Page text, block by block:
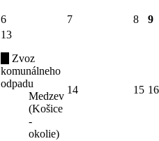
6 7 8 9
13
Zvoz
komunálneho
odpadu
Medzev
(Košice
-
okolie)
14 15 16